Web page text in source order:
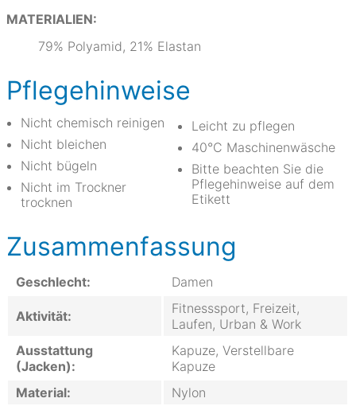
MATERIALIEN:
79% Polyamid, 21% Elastan
Pflegehinweise
Nicht chemisch reinigen
Nicht bleichen
Nicht bügeln
Nicht im Trockner
trocknen
Leicht zu pflegen
40°C Maschinenwäsche
Bitte beachten Sie die
Pflegehinweise auf dem
Etikett
Zusammenfassung
Geschlecht: Damen
Aktivität:
Fitnesssport, Freizeit,
Laufen, Urban & Work
Ausstattung
(Jacken):
Kapuze, Verstellbare
Kapuze
Material:
Nylon